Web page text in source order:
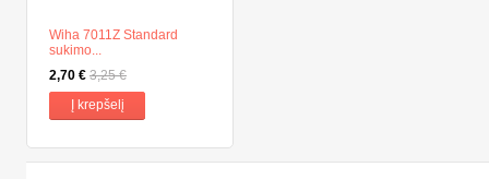
Wiha 7011Z Standard
sukimo...
2,70 € 3,25 €
Į krepšelį